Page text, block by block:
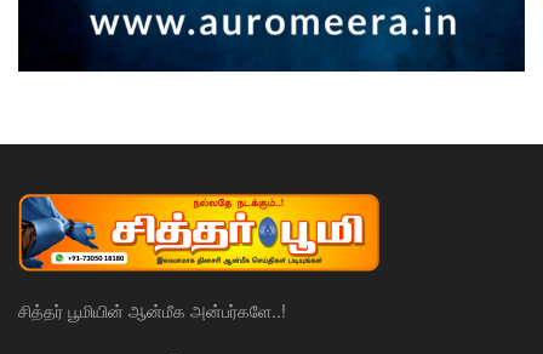
சித்தர் பூமியின் ஆன்மீக அன்பர்களே..!